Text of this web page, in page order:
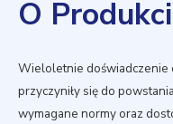
O
Wieloletnie doświadczenie
przyczyniły się do
wymagane normy oraz